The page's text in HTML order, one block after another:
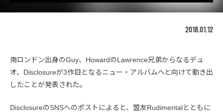
2018.01.12
南ロンドン出身のGuy、HowardのLawrence兄弟からなるデュ
オ、Disclosureが3作目となるニュー・アルバムへと向けて動き出
したことが発表された。
DisclosureのSNSへのポストによると、盟友Rudimentalとともに